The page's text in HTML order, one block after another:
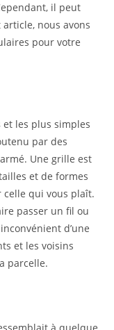
il peut
nous avons
pour votre
et les plus simples
par des
Une grille est
et de formes
qui vous plaît.
passer un fil ou
d’une
et les voisins
parcelle.